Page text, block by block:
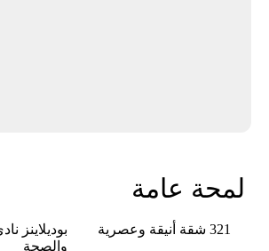
لمحة عامة
321 شقة أﻧﻴﻘﺔ وﻋﺼﺮﻳﺔ
بوديلاينز
والصحة